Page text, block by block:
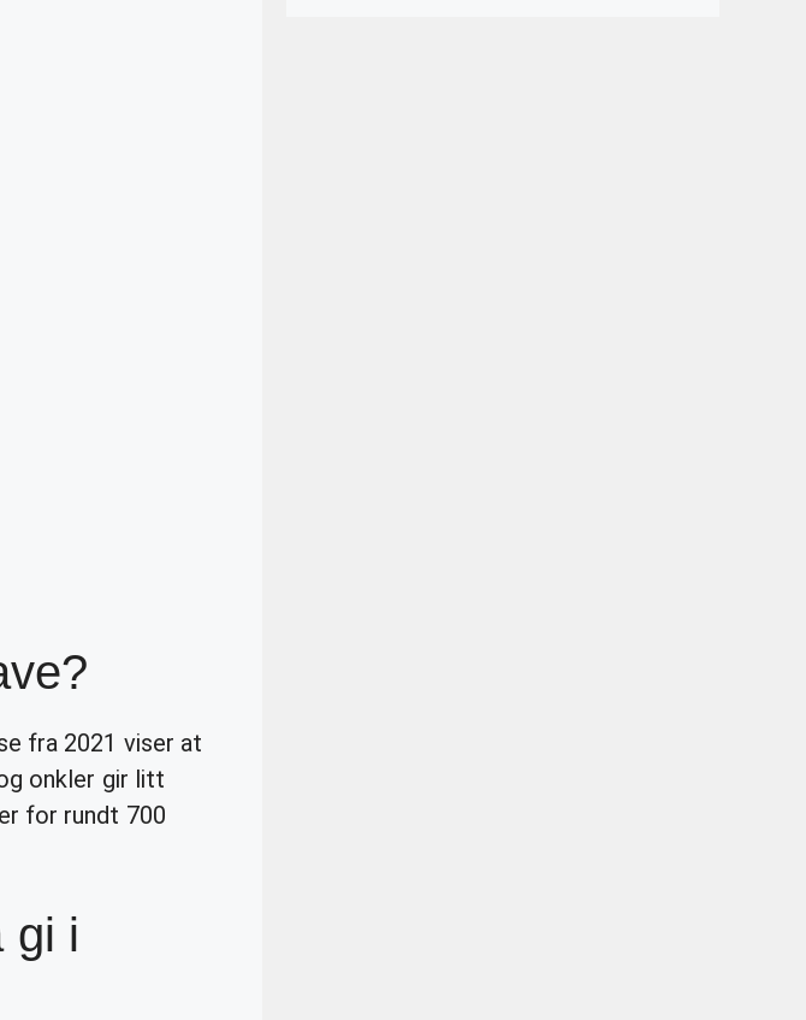
fra 2021 viser at
onkler gir litt
for rundt 700
gi i